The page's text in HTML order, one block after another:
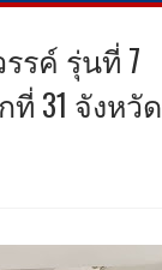
รค์​ รุ่นที่ 7
31 จังหวัด